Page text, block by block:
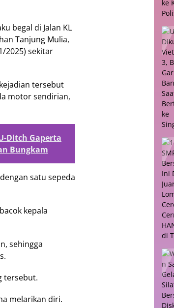
begal di Jalan KL
Tanjung Mulia,
2025) sekitar
tersebut
motor sendirian,
Ditch Gaperta
Bungkam
satu sepeda
kepala
sehingga
tersebut.
melarikan diri.